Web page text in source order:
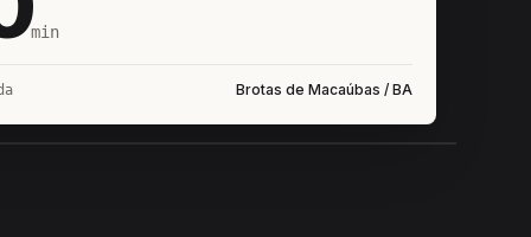
min
Brotas de Macaúbas / BA